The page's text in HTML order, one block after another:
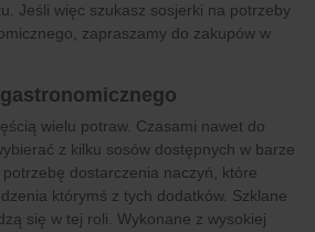
Jeśli więc szukasz sosjerki na potrzeby
zapraszamy do zakupów w
wielu potraw. Czasami nawet do
z kilku sosów dostępnych w barze
dostarczenia naczyń, które
którymś z tych dodatków. Szklane
się w tej roli. Wykonane z wysokiej